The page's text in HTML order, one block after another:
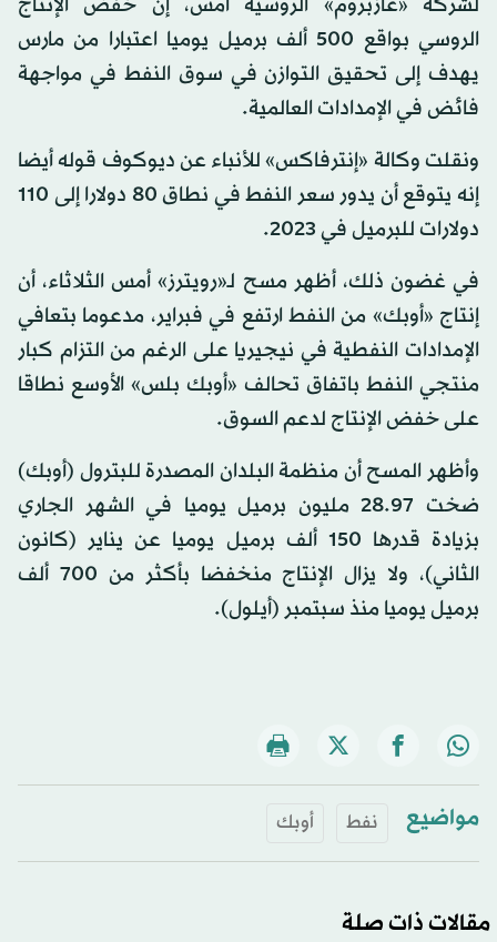
لشركة «غازبروم» الروسية أمس، إن خفض الإنتاج
الروسي بواقع 500 ألف برميل يوميا اعتبارا من مارس
يهدف إلى تحقيق التوازن في سوق النفط في مواجهة
فائض في الإمدادات العالمية.
ونقلت وكالة «إنترفاكس» للأنباء عن ديوكوف قوله أيضا
إنه يتوقع أن يدور سعر النفط في نطاق 80 دولارا إلى 110
دولارات للبرميل في 2023.
في غضون ذلك، أظهر مسح لـ«رويترز» أمس الثلاثاء، أن
إنتاج «أوبك» من النفط ارتفع في فبراير، مدعوما بتعافي
الإمدادات النفطية في نيجيريا على الرغم من التزام كبار
منتجي النفط باتفاق تحالف «أوبك بلس» الأوسع نطاقا
على خفض الإنتاج لدعم السوق.
وأظهر المسح أن منظمة البلدان المصدرة للبترول (أوبك)
ضخت 28.97 مليون برميل يوميا في الشهر الجاري
بزيادة قدرها 150 ألف برميل يوميا عن يناير (كانون
الثاني)، ولا يزال الإنتاج منخفضا بأكثر من 700 ألف
برميل يوميا منذ سبتمبر (أيلول).
مواضيع نفط أوبك
مقالات ذات صلة